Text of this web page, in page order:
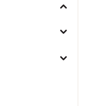
spaoplevelse